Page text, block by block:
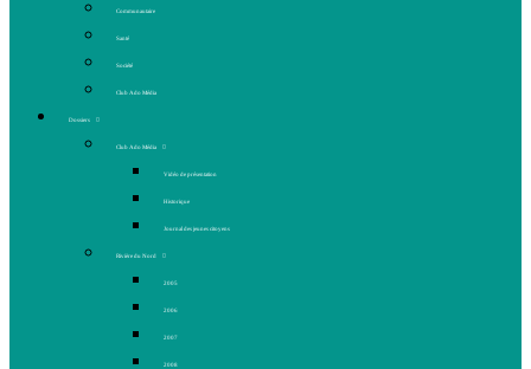
Communautaire
Santé
Société
Club Ado Média
Dossiers
Club Ado Média
Vidéo de présentation
Historique
Journal des jeunes citoyens
Rivière du Nord
2005
2006
2007
2008